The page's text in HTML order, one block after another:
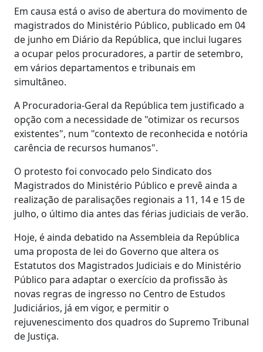
Em causa está o aviso de abertura do movimento de
magistrados do Ministério Público, publicado em 04
de junho em Diário da República, que inclui lugares
a ocupar pelos procuradores, a partir de setembro,
em vários departamentos e tribunais em
simultâneo.
A Procuradoria-Geral da República tem justificado a
opção com a necessidade de "otimizar os recursos
existentes", num "contexto de reconhecida e notória
carência de recursos humanos".
O protesto foi convocado pelo Sindicato dos
Magistrados do Ministério Público e prevê ainda a
realização de paralisações regionais a 11, 14 e 15 de
julho, o último dia antes das férias judiciais de verão.
Hoje, é ainda debatido na Assembleia da República
uma proposta de lei do Governo que altera os
Estatutos dos Magistrados Judiciais e do Ministério
Público para adaptar o exercício da profissão às
novas regras de ingresso no Centro de Estudos
Judiciários, já em vigor, e permitir o
rejuvenescimento dos quadros do Supremo Tribunal
de Justiça.